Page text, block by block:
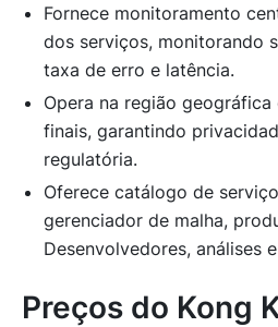
Fornece monitoramento
dos serviços, monitorando
taxa de erro e latência.
Opera na região
finais, garantindo
regulatória.
Oferece catálogo de
gerenciador de malha,
Desenvolvedores, análises
Preços do Kong